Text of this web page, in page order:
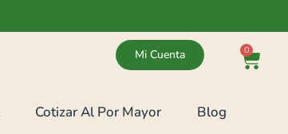
Mi Cuenta 0
Cotizar Al Por Mayor Blog